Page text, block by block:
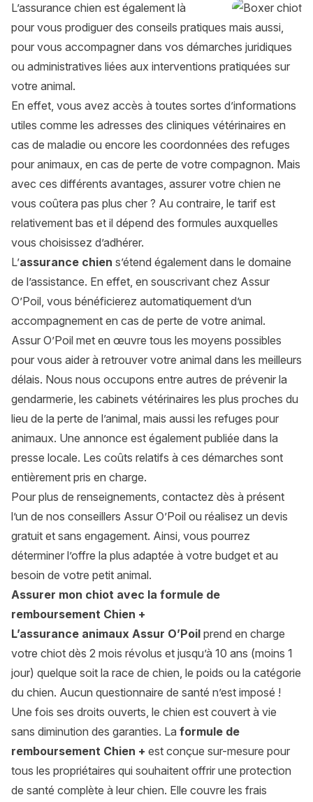
L’assurance chien est également là
pour vous prodiguer des conseils pratiques mais aussi,
pour vous accompagner dans vos démarches juridiques
ou administratives liées aux interventions pratiquées sur
votre animal.
En effet, vous avez accès à toutes sortes d’informations
utiles comme les adresses des cliniques vétérinaires en
cas de maladie ou encore les coordonnées des refuges
pour animaux, en cas de perte de votre compagnon. Mais
avec ces différents avantages, assurer votre chien ne
vous coûtera pas plus cher ? Au contraire, le tarif est
relativement bas et il dépend des formules auxquelles
vous choisissez d’adhérer.
L’assurance chien s’étend également dans le domaine
de l’assistance. En effet, en souscrivant chez Assur
O’Poil, vous bénéficierez automatiquement d’un
accompagnement en cas de perte de votre animal.
Assur O’Poil met en œuvre tous les moyens possibles
pour vous aider à retrouver votre animal dans les meilleurs
délais. Nous nous occupons entre autres de prévenir la
gendarmerie, les cabinets vétérinaires les plus proches du
lieu de la perte de l’animal, mais aussi les refuges pour
animaux. Une annonce est également publiée dans la
presse locale. Les coûts relatifs à ces démarches sont
entièrement pris en charge.
Pour plus de renseignements, contactez dès à présent
l’un de nos conseillers Assur O’Poil ou réalisez un devis
gratuit et sans engagement. Ainsi, vous pourrez
déterminer l’offre la plus adaptée à votre budget et au
besoin de votre petit animal.
Assurer mon chiot avec la formule de
remboursement Chien +
L’assurance animaux Assur O’Poil prend en charge
votre chiot dès 2 mois révolus et jusqu’à 10 ans (moins 1
jour) quelque soit la race de chien, le poids ou la catégorie
du chien. Aucun questionnaire de santé n’est imposé !
Une fois ses droits ouverts, le chien est couvert à vie
sans diminution des garanties. La formule de
remboursement Chien + est conçue sur-mesure pour
tous les propriétaires qui souhaitent offrir une protection
de santé complète à leur chien. Elle couvre les frais